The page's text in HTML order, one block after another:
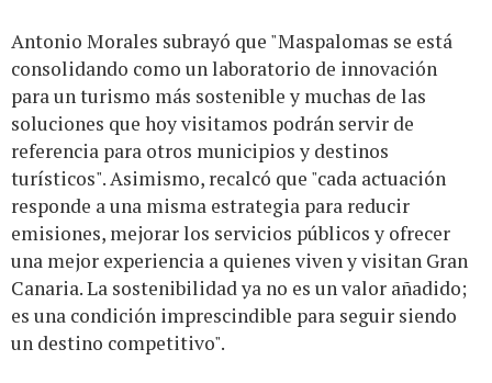
Antonio Morales subrayó que "Maspalomas se está
consolidando como un laboratorio de innovación
para un turismo más sostenible y muchas de las
soluciones que hoy visitamos podrán servir de
referencia para otros municipios y destinos
turísticos". Asimismo, recalcó que "cada actuación
responde a una misma estrategia para reducir
emisiones, mejorar los servicios públicos y ofrecer
una mejor experiencia a quienes viven y visitan Gran
Canaria. La sostenibilidad ya no es un valor añadido;
es una condición imprescindible para seguir siendo
un destino competitivo".